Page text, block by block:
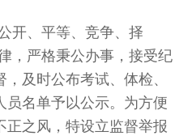
、平等、竞争、择
，严格秉公办事，接受纪
及时公布考试、体检、
名单予以公示。为方便
之风，特设立监督举报